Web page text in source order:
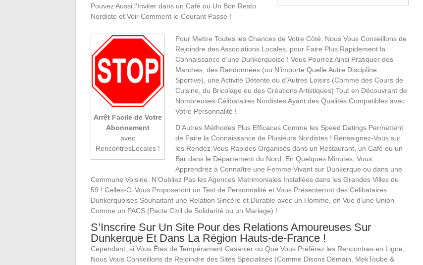
Pouvez Aussi l’Inviter dans un Café ou Un Bon Resto
Nordiste et Voir Comment le Courant Passe !
Arrêt Facile de Votre
Abonnement
avec
RencontresLocales !
Pour Mettre Toutes les Chances de Votre Côté, Nous Vous Conseillons de
Rejoindre des Associations Locales, pour Faire Plus Rapidement la
Connaissance d’une Dunkerquoise ! Vous Pourrez Ainsi Pratiquer des
Marches, des Randonnées (ou N’importe Quelle Autre Discipline
Sportive), une Activité Détente ou d’Autres Loisirs (Comme des Cours de
Cuisine, du Bricolage ou des Créations Artistiques) Tout en Découvrant de
Nombreuses Célibataires Nordistes Ayant des Qualités Compatibles avec
Votre Personnalité !
D’Autres Méthodes Plus Efficaces Comme les Speed Datings Permettent
de Faire la Connaissance de Plusieurs Nordistes ! Renseignez-Vous sur
les Rendez-Vous Rapides Organisés dans un Restaurant, un Café ou un
Bar dans le Département du Nord. En Quelques Minutes, Vous
Apprendrez à Connaître une Femme Vivant sur Dunkerque ou dans une
Commune Voisine. N’Oubliez Pas les Agences Matrimoniales Installées dans les Grandes Villes du
59 ! Celles-Ci Vous Proposeront un Test de Personnalité et Vous Présenteront des Célibataires
Dunkerquoises Souhaitant une Relation Sincère et Durable avec un Homme, en Vue d’une Union
Comme un PACS (Pacte Civil de Solidarité ou un Mariage) !
S’Inscrire Sur Un Site Pour des Relations Amoureuses Sur
Dunkerque Et Dans La Région Hauts-de-France !
Cependant, si Vous Êtes de Tempérament Casanier ou Que Vous Préférez les Rencontres en Ligne,
Nous Vous Conseillons de Rejoindre des Sites Spécialisés (Comme Disons Demain, MekToube &